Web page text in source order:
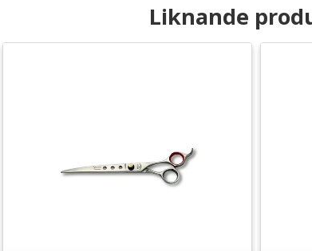
Liknande